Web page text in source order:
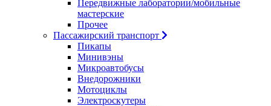
Передвижные лаборатории/мобильные
мастерские
Прочее
Пассажирский транспорт
Пикапы
Минивэны
Микроавтобусы
Внедорожники
Мотоциклы
Электроскутеры